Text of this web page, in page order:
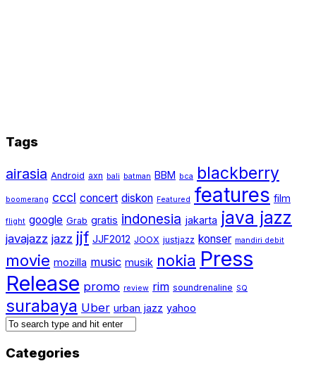
Tags
airasia Android axn bali batman BBM bca blackberry
boomerang cccl concert diskon Featured features film
flight google Grab gratis indonesia jakarta java jazz
javajazz jazz jjf JJF2012 JOOX justjazz konser mandiri debit
movie mozilla music musik nokia Press
Release promo review rim soundrenaline SQ
surabaya Uber urban jazz yahoo
Categories